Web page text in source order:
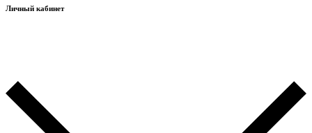
Личный кабинет